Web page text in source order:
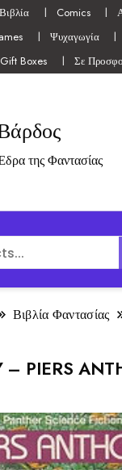
Βιβλία Comics
Ψυχαγωγία
Gift Boxes
Σε
της Φαντασίας
Βιβλία Φαντασίας
– PIERS